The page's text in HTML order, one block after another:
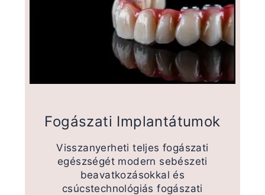
Fogászati Implantátumok
Visszanyerheti teljes fogászati
egészségét modern sebészeti
beavatkozásokkal és
csúcstechnológiás fogászati